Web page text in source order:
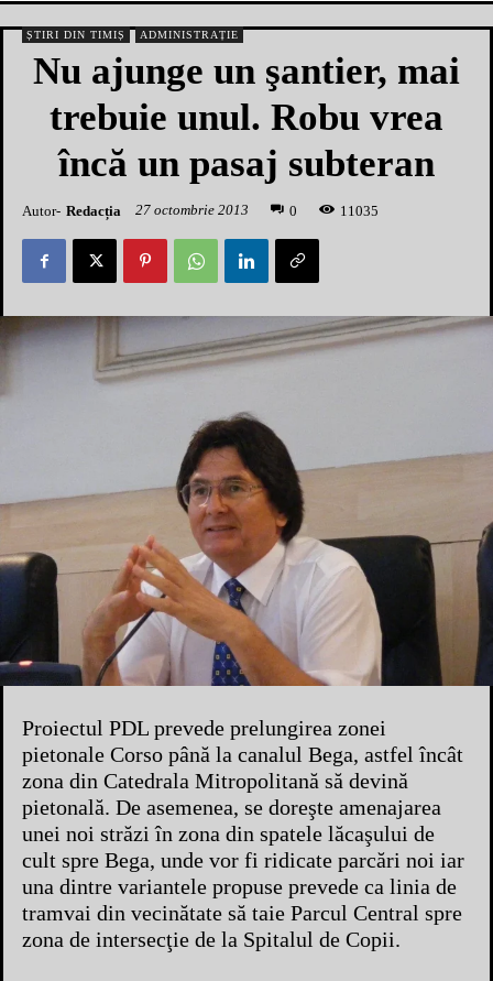
ȘTIRI DIN TIMIȘ ADMINISTRAȚIE
Nu ajunge un şantier, mai
trebuie unul. Robu vrea
încă un pasaj subteran
Autor- Redacția 27 octombrie 2013 0 1 1035
Proiectul PDL prevede prelungirea zonei
pietonale Corso până la canalul Bega, astfel încât
zona din Catedrala Mitropolitană să devină
pietonală. De asemenea, se doreşte amenajarea
unei noi străzi în zona din spatele lăcaşului de
cult spre Bega, unde vor fi ridicate parcări noi iar
una dintre variantele propuse prevede ca linia de
tramvai din vecinătate să taie Parcul Central spre
zona de intersecţie de la Spitalul de Copii.